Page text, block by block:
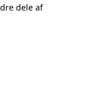
dele af